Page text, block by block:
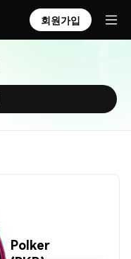
회원가입
Polker